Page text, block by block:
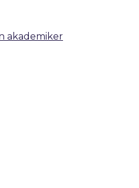
akademiker